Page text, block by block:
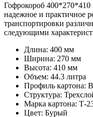
Гофрокороб
надежное и практичное
транспортировки
следующими
Длина: 400 мм
Ширина: 270 мм
Высота: 410 мм
Объем: 44.3 литра
Профиль картона: В
Структура:
Марка картона: Т-
Цвет: Бурый